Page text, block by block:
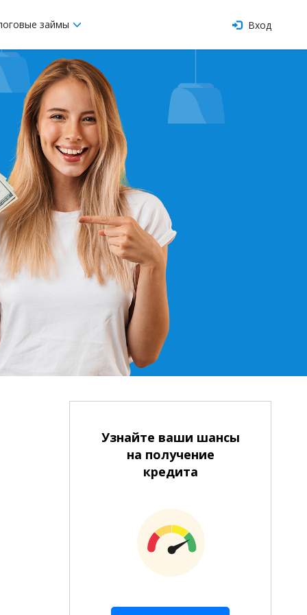
займы Вход
На расчетный счет
На банковскую карту
Узнайте ваши шансы
на получение
кредита